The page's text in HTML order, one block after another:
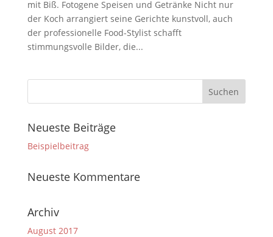
mit Biß. Fotogene Speisen und Getränke Nicht nur
der Koch arrangiert seine Gerichte kunstvoll, auch
der professionelle Food-Stylist schafft
stimmungsvolle Bilder, die...
Neueste Beiträge
Beispielbeitrag
Neueste Kommentare
Archiv
August 2017